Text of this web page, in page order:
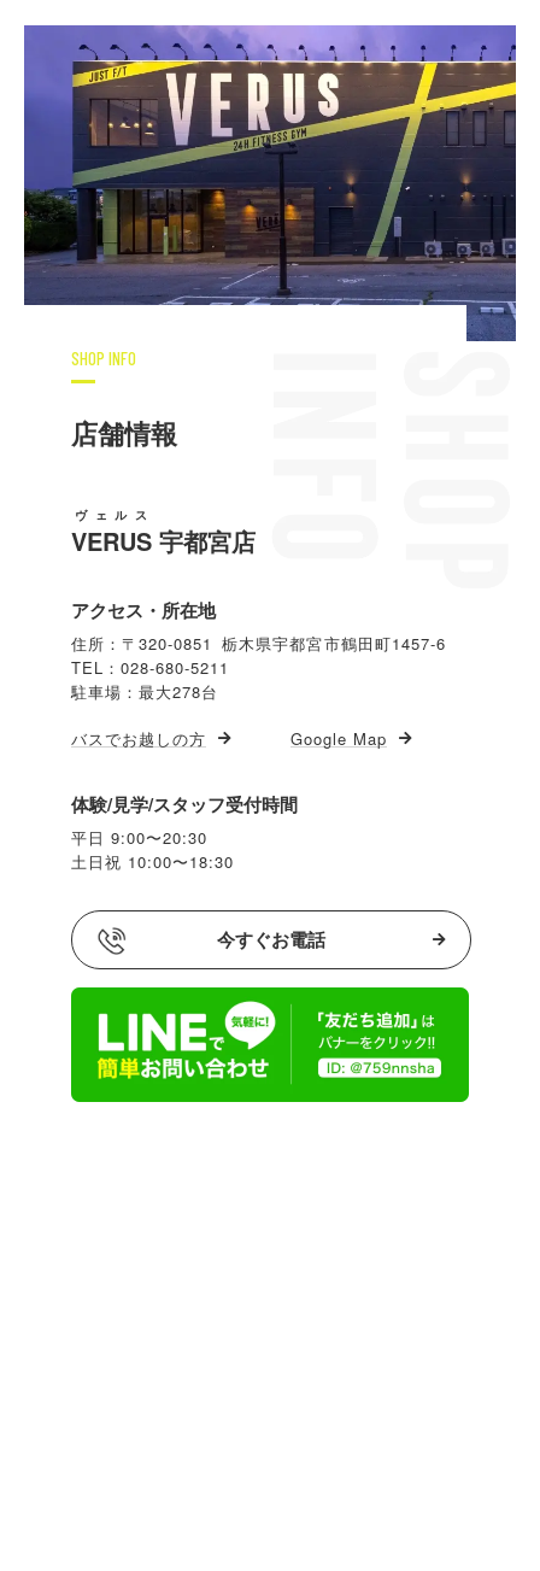
SHOP INFO
店舗情報
VERUS
ヴェルス
宇都宮店
アクセス・所在地
住所：〒320-0851 栃木県宇都宮市鶴田町1457-6
TEL：028-680-5211
駐車場：最大278台
バスでお越しの方 Google Map
体験/見学/スタッフ受付時間
平日 9:00〜20:30
土日祝 10:00〜18:30
今すぐお電話